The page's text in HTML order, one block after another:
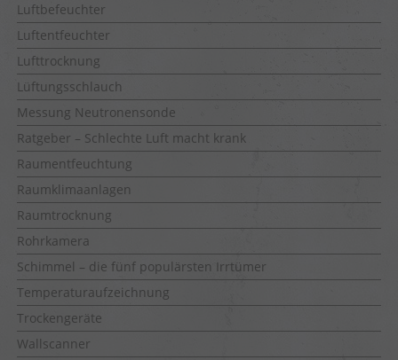
Luftbefeuchter
Luftentfeuchter
Lufttrocknung
Lüftungsschlauch
Messung Neutronensonde
Ratgeber – Schlechte Luft macht krank
Raumentfeuchtung
Raumklimaanlagen
Raumtrocknung
Rohrkamera
Schimmel – die fünf populärsten Irrtümer
Temperaturaufzeichnung
Trockengeräte
Wallscanner